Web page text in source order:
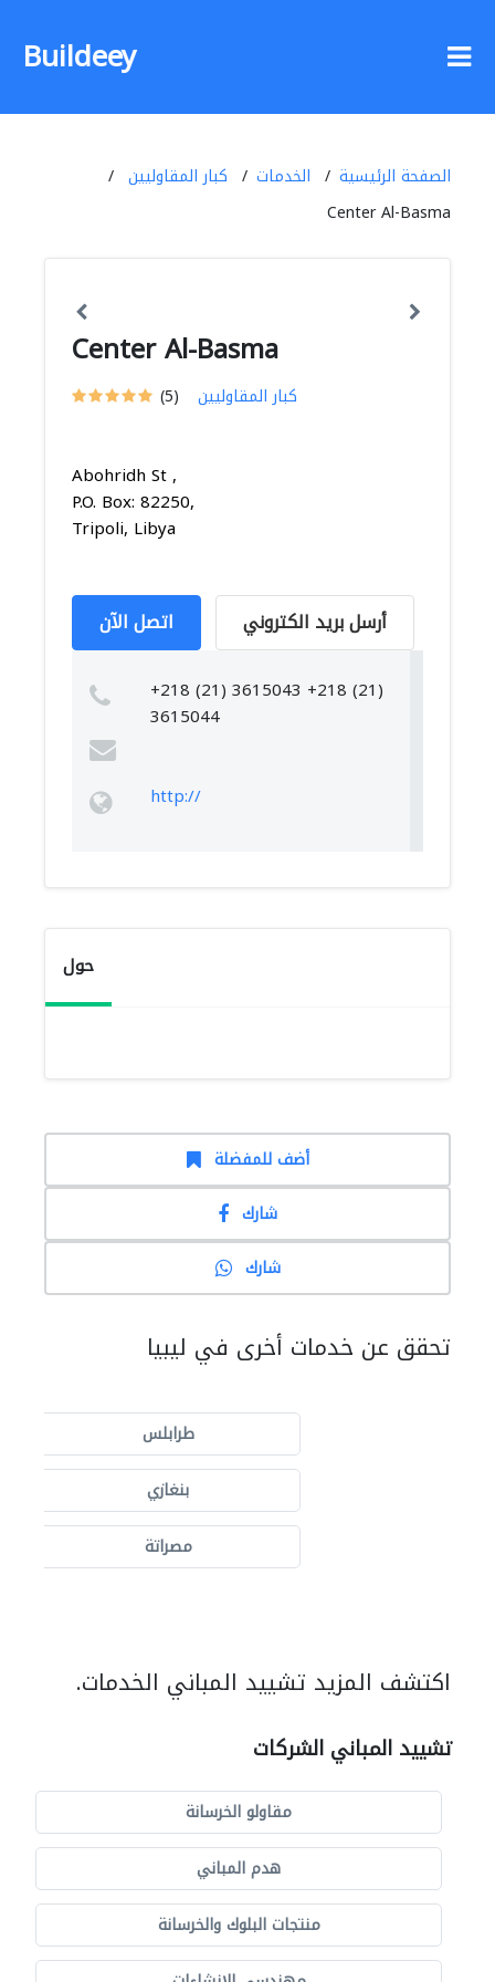
Buildeey
الصفحة الرئيسية الخدمات
كبار المقاوليين
Center Al-Basma
Center Al-Basma
(5) كبار المقاوليين
Abohridh St ,
P.O. Box: 82250,
Tripoli, Libya
اتصل الآن أرسل بريد الكتروني
+218 (21) 3615043 +218 (21)
3615044
http://
حول
أضف للمفضلة
شارك
شارك
تحقق عن خدمات أخرى في ليبيا
طرابلس
بنغازي
مصراتة
اكتشف المزيد تشييد المباني الخدمات.
تشييد المباني الشركات
مقاولو الخرسانة
هدم المباني
منتجات البلوك والخرسانة